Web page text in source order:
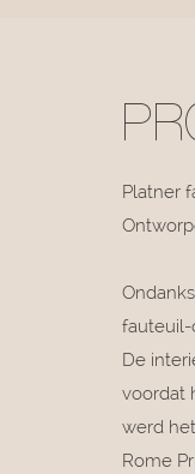
Platner
fauteuil-
De
voordat
werd
Rome